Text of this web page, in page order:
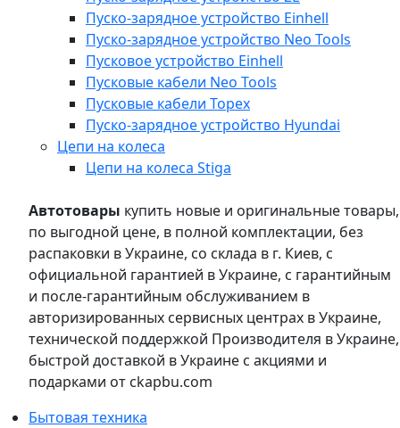
Пуско-зарядное устройство Einhell
Пуско-зарядное устройство Neo Tools
Пусковое устройство Einhell
Пусковые кабели Neo Tools
Пусковые кабели Topex
Пуско-зарядное устройство Hyundai
Цепи на колеса
Цепи на колеса Stiga
Автотовары купить новые и оригинальные товары,
по выгодной цене, в полной комплектации, без
распаковки в Украине, со склада в г. Киев, с
официальной гарантией в Украине, с гарантийным
и после-гарантийным обслуживанием в
авторизированных сервисных центрах в Украине,
технической поддержкой Производителя в Украине,
быстрой доставкой в Украине с акциями и
подарками от ckapbu.com
Бытовая техника